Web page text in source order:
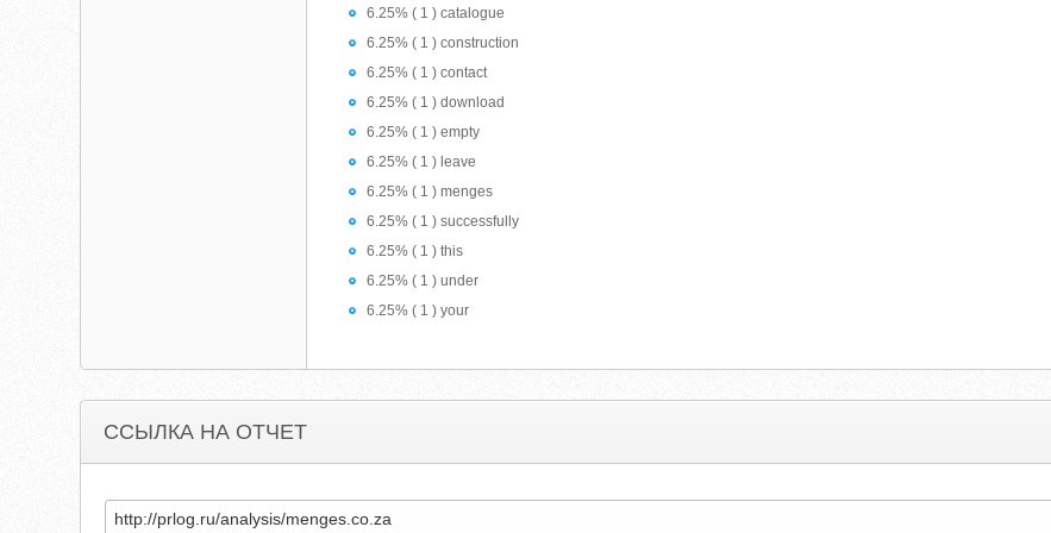
6.25% ( 1 ) catalogue
6.25% ( 1 ) construction
6.25% ( 1 ) contact
6.25% ( 1 ) download
6.25% ( 1 ) empty
6.25% ( 1 ) leave
6.25% ( 1 ) menges
6.25% ( 1 ) successfully
6.25% ( 1 ) this
6.25% ( 1 ) under
6.25% ( 1 ) your
ССЫЛКА НА ОТЧЕТ